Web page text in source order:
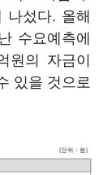
나섰다. 올해
수요예측에
원의 자금이
있을 것으로